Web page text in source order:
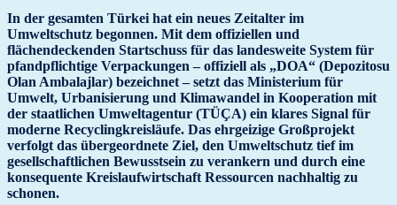
In der gesamten Türkei hat ein neues Zeitalter im
Umweltschutz begonnen. Mit dem offiziellen und
flächendeckenden Startschuss für das landesweite System für
pfandpflichtige Verpackungen – offiziell als „DOA“ (Depozitosu
Olan Ambalajlar) bezeichnet – setzt das Ministerium für
Umwelt, Urbanisierung und Klimawandel in Kooperation mit
der staatlichen Umweltagentur (TÜÇA) ein klares Signal für
moderne Recyclingkreisläufe. Das ehrgeizige Großprojekt
verfolgt das übergeordnete Ziel, den Umweltschutz tief im
gesellschaftlichen Bewusstsein zu verankern und durch eine
konsequente Kreislaufwirtschaft Ressourcen nachhaltig zu
schonen.